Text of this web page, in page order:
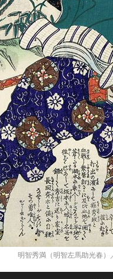
明智秀満（明智左馬助光春